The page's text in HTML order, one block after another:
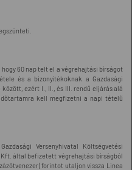
60 nap telt el a végrehajtási bírságot
és a bizonyítékoknak a Gazdasági
ezért I., II., és III. rendű eljárás alá
kell megfizetni a napi tételű
Versenyhivatal Költségvetési
által befizetett végrehajtási bírságból
forintot utaljon vissza Linea